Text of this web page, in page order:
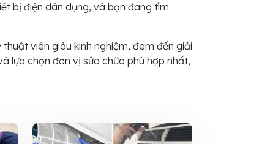
bị điện dân dụng, và bạn đang tìm
viên giàu kinh nghiệm, đem đến giải
lựa chọn đơn vị sửa chữa phù hợp nhất,